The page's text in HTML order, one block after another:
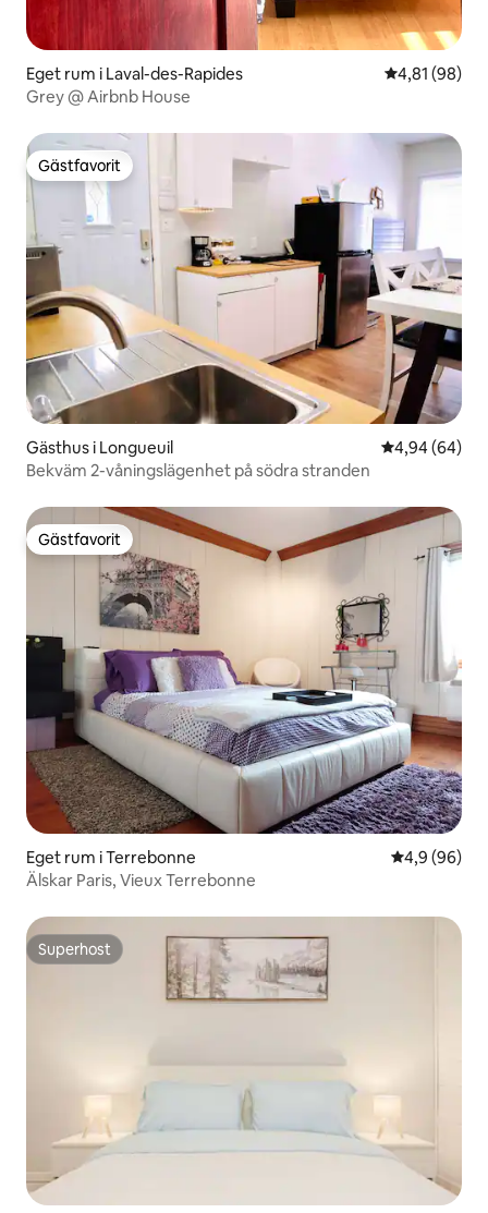
Eget rum i Laval-des-Rapides 4,81 av 5 i
4,81 (98)
Grey @ Airbnb House
Gästfavorit
Gästfavorit
Gästhus i Longueuil 4,94 av 5 i
4,94 (64)
Bekväm 2-våningslägenhet på södra stranden
Gästfavorit
Gästfavorit
Eget rum i Terrebonne 4,9 av 5 i
4,9 (96)
Älskar Paris, Vieux Terrebonne
Superhost
Superhost